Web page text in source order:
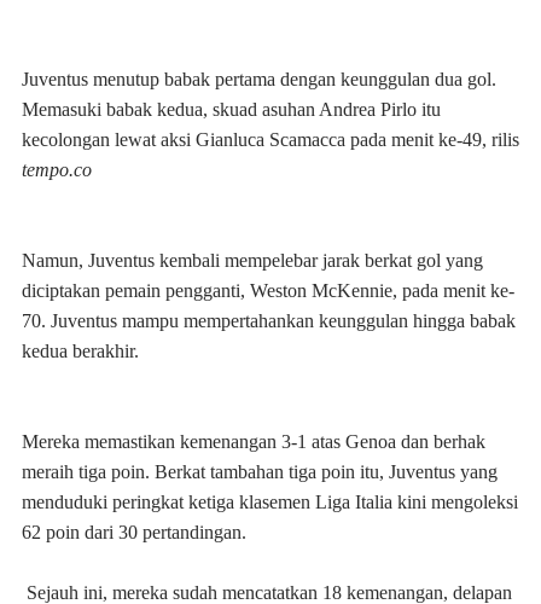
Juventus menutup babak pertama dengan keunggulan dua gol.
Memasuki babak kedua, skuad asuhan Andrea Pirlo itu
kecolongan lewat aksi Gianluca Scamacca pada menit ke-49, rilis
tempo.co
Namun, Juventus kembali mempelebar jarak berkat gol yang
diciptakan pemain pengganti, Weston McKennie, pada menit ke-
70. Juventus mampu mempertahankan keunggulan hingga babak
kedua berakhir.
Mereka memastikan kemenangan 3-1 atas Genoa dan berhak
meraih tiga poin. Berkat tambahan tiga poin itu, Juventus yang
menduduki peringkat ketiga klasemen Liga Italia kini mengoleksi
62 poin dari 30 pertandingan.
Sejauh ini, mereka sudah mencatatkan 18 kemenangan, delapan